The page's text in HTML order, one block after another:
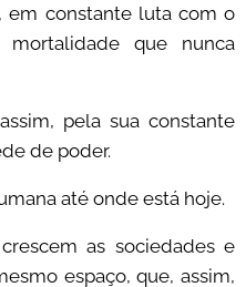
em constante luta com o
que nunca
pela sua constante
de poder.
até onde está hoje.
as sociedades e
espaço, que, assim,